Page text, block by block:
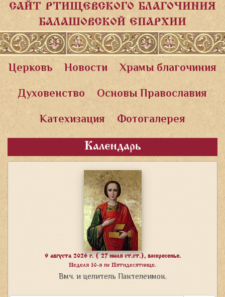
САЙТ РТИЩЕВСКОГО БЛАГОЧИНИЯ
БАЛАШОВСКОЙ ЕПАРХИИ
Церковь Новости
Храмы благочиния
Духовенство
Основы Православия
Катехизация
Фотогалерея
Календарь
9 августа 2026 г. ( 27 июля ст.ст.), воскресенье.
Неделя 10-я по Пятидесятнице.
Вмч. и целитель Пантелеимон.